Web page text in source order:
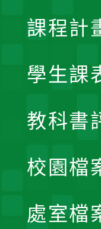
課程計
學生課
教科書
校園檔
處室檔